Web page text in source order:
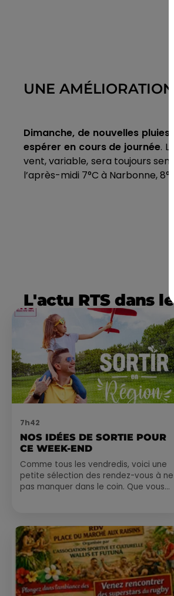
UNE
Dimanche, de nouvelles
espérer en cours de journée.
vent, variable, sera toujours
l’après-midi 7°C à Narbonne,
L'actu RTS dans le
7h42
NOS IDÉES DE SORTIE POUR
CE WEEK-END
Comme tous les vendredis, voici une
petite sélection des rendez-vous à ne
pas manquer dans le coin. Que vous